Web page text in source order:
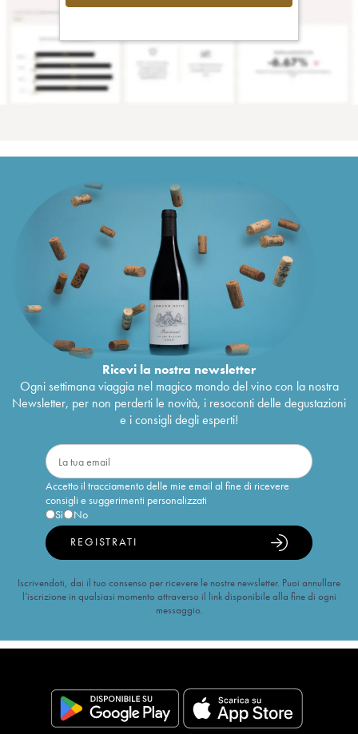
Ricevi la nostra newsletter
Ogni settimana viaggia nel magico mondo del vino con la nostra
Newsletter, per non perderti le novità, i resoconti delle degustazioni
e i consigli degli esperti!
Accetto il tracciamento delle mie email al fine di ricevere
consigli e suggerimenti personalizzati
Sì
No
REGISTRATI
Iscrivendoti, dai il tuo consenso per ricevere le nostre newsletter. Puoi annullare
l’iscrizione in qualsiasi momento attraverso il link disponibile alla fine di ogni
messaggio.